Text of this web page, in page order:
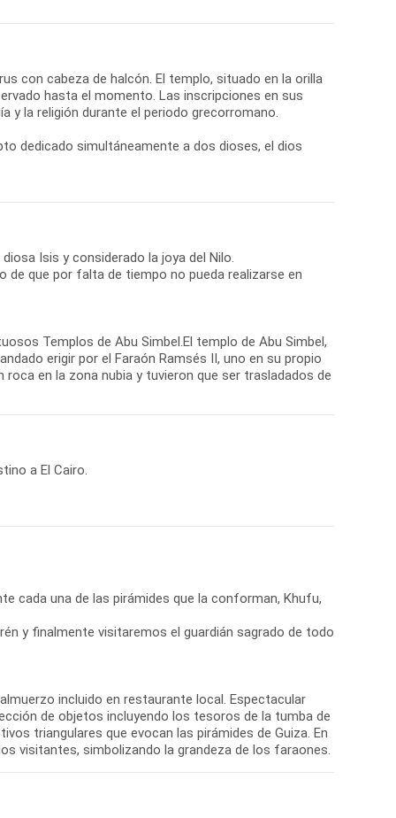
con cabeza de halcón. El templo, situado en la orilla
hasta el momento. Las inscripciones en sus
y la religión durante el periodo grecorromano.
dedicado simultáneamente a dos dioses, el dios
Isis y considerado la joya del Nilo.
de que por falta de tiempo no pueda realizarse en
Templos de Abu Simbel.El templo de Abu Simbel,
erigir por el Faraón Ramsés II, uno en su propio
en la zona nubia y tuvieron que ser trasladados de
a El Cairo.
cada una de las pirámides que la conforman, Khufu,
y finalmente visitaremos el guardián sagrado de todo
incluido en restaurante local. Espectacular
de objetos incluyendo los tesoros de la tumba de
triangulares que evocan las pirámides de Guiza. En
visitantes, simbolizando la grandeza de los faraones.